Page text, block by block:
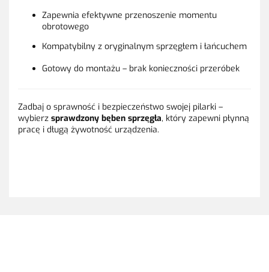
Zapewnia efektywne przenoszenie momentu
obrotowego
Kompatybilny z oryginalnym sprzęgłem i łańcuchem
Gotowy do montażu – brak konieczności przeróbek
Zadbaj o sprawność i bezpieczeństwo swojej pilarki –
wybierz sprawdzony bęben sprzęgła, który zapewni płynną
pracę i długą żywotność urządzenia.